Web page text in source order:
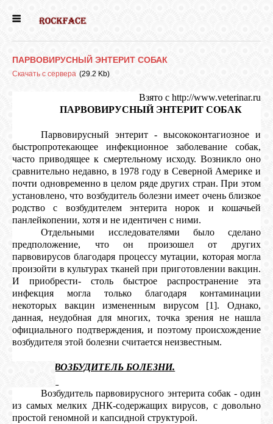
ДЕВОЧКИ
НОВОСТИ
ВЫПУСКНИКИ
ПОЧИТАТЬ
КОШКИ
СВЯЗЬ
ПАРВОВИРУСНЫЙ ЭНТЕРИТ СОБАК
Скачать с сервера (29.2 Kb)
Взято с http://www.veterinar.ru
ПАРВОВИРУСНЫЙ ЭНТЕРИТ СОБАК
Парвовирусный энтерит - высококонтагиозное и
быстропротекающее инфекционное заболевание собак,
часто приводящее к смертельному исходу. Возникло оно
сравнительно недавно, в 1978 году в Северной Америке и
почти одновременно в целом ряде других стран. При этом
установлено, что возбудитель болезни имеет очень близкое
родство с возбудителем энтерита норок и кошачьей
панлейкопении, хотя и не идентичен с ними.
Отдельными исследователями было сделано
предположение, что он произошел от других
парвовирусов благодаря процессу мутации, которая могла
произойти в культурах тканей при приготовлении вакцин.
И приобрести- столь быстрое распространение эта
инфекция могла только благодаря контаминации
некоторых вакцин измененным вирусом [1]. Однако,
данная, неудобная для многих, точка зрения не нашла
официального подтверждения, и поэтому происхождение
возбудителя этой болезни считается неизвестным.
ВОЗБУДИТЕЛЬ БОЛЕЗНИ.
Возбудитель парвовирусного энтерита собак - один
из самых мелких ДНК-содержащих вирусов, с довольно
простой геномной и капсидной структурой.